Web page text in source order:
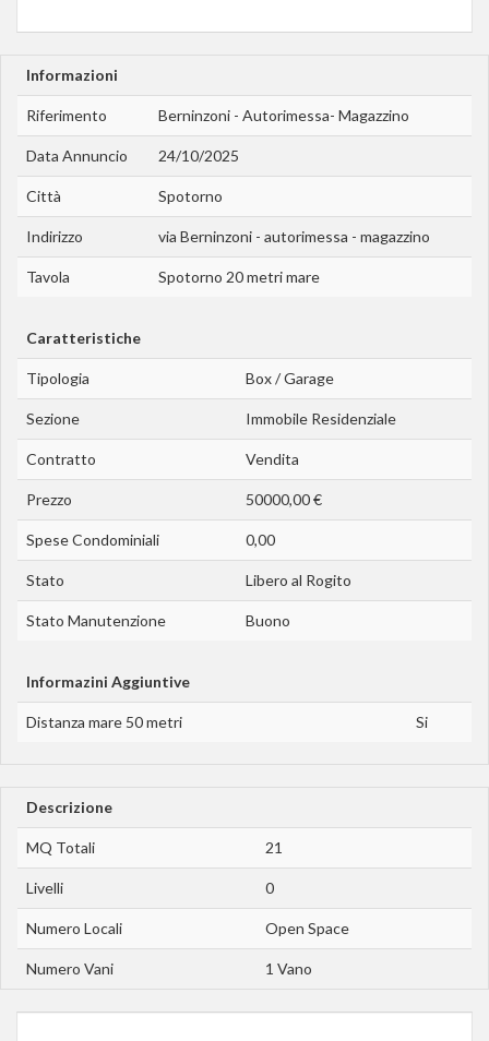
Informazioni
Riferimento Berninzoni - Autorimessa- Magazzino
Data Annuncio 24/10/2025
Città Spotorno
Indirizzo via Berninzoni - autorimessa - magazzino
Tavola Spotorno 20 metri mare
Caratteristiche
Tipologia Box / Garage
Sezione Immobile Residenziale
Contratto Vendita
Prezzo 50000,00 €
Spese Condominiali 0,00
Stato Libero al Rogito
Stato Manutenzione Buono
Informazini Aggiuntive
Distanza mare 50 metri Si
Descrizione
MQ Totali 21
Livelli 0
Numero Locali Open Space
Numero Vani 1 Vano